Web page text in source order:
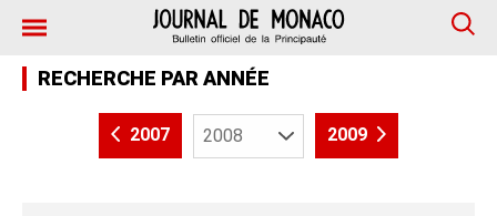
RECHERCHE PAR ANNÉE
2007 2009